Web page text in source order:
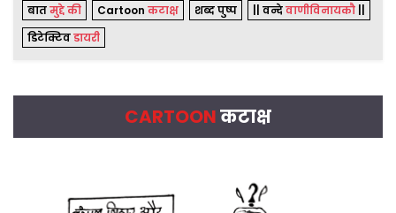
बातमुद्दे की Cartoon कटाक्ष शब्द पुष्प || वन्देवाणीविनायकौ
डिटेक्टिवडायरी
CARTOONकटाक्ष